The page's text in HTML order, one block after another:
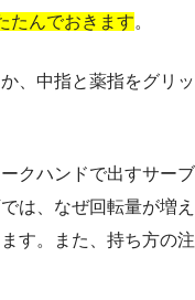
たんでおきます。
、中指と薬指をグリッ
クハンドで出すサーブ
は、なぜ回転量が増え
す。また、持ち方の注